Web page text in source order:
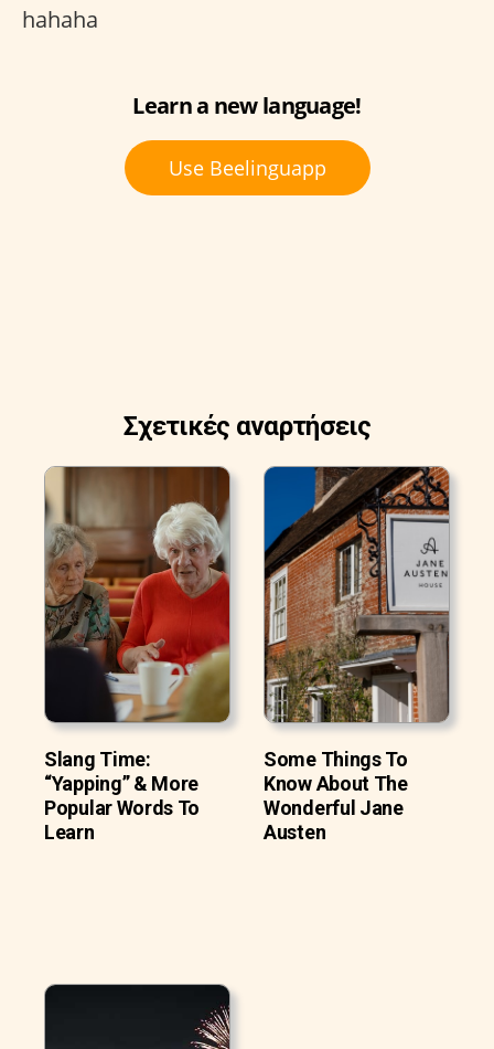
hahaha
Learn a new language!
Use Beelinguapp
Σχετικές αναρτήσεις
Slang Time:
“Yapping” & More
Popular Words To
Learn
Some Things To
Know About The
Wonderful Jane
Austen